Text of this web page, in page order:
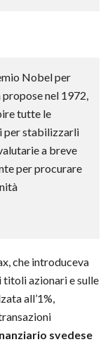
Nobel per
propose nel 1972,
tutte le
per stabilizzarli
a breve
per procurare
che introduceva
titoli azionari e sulle
all’1%,
svedese